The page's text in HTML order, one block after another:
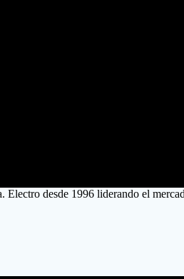
desde 1996 liderando el